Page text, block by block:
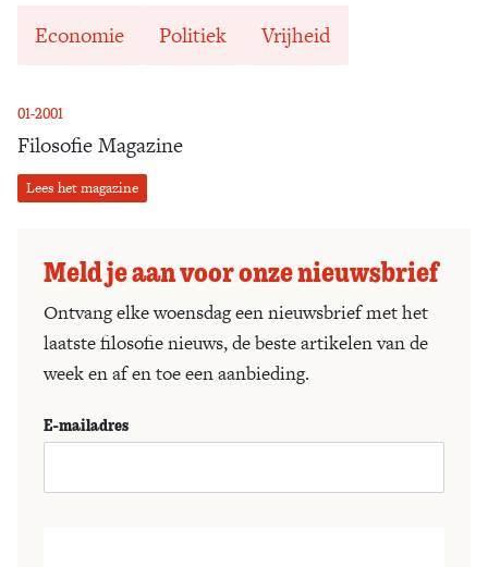
01-2001
Filosofie Magazine
Lees het magazine
Economie Politiek Vrijheid
Meld je aan voor onze nieuwsbrief
Ontvang elke woensdag een nieuwsbrief met het
laatste filosofie nieuws, de beste artikelen van de
week en af en toe een aanbieding.
E-mailadres